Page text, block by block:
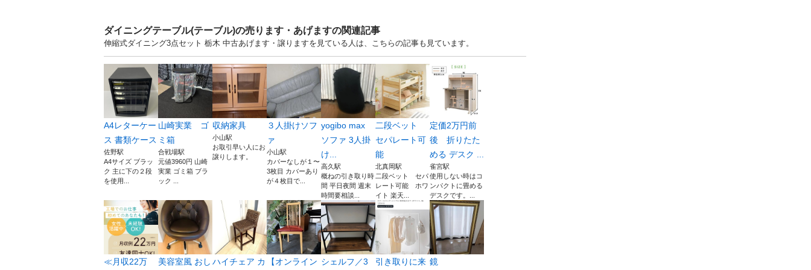
ダイニングテーブル(テーブル)の売ります・あげますの関連記事
伸縮式ダイニング3点セット 栃木 中古あげます・譲りますを見ている人は、こちらの記事も見ています。
A4レターケー
ス 書類ケース
佐野駅
A4サイズ ブラッ
ク 主に下の２段
を使用...
山崎実業 ゴ
ミ箱
合戦場駅
元値3960円 山崎
実業 ゴミ箱 ブラ
ック ...
収納家具
小山駅
お取引早い人にお
譲りします。
３人掛けソフ
ァ
小山駅
カバーなしが１〜
3枚目 カバーあり
が４枚目で...
yogibo max
ソファ 3人掛
け...
高久駅
概ねの引き取り時
間 平日夜間 週末
時間要相談...
二段ベット
セパレート可
能
北真岡駅
二段ベット セパ
レート可能 ホワ
イト 楽天...
定価2万円前
後 折りたた
める デスク ...
雀宮駅
使用しない時はコ
ンパクトに畳める
デスクです。...
≪月収22万 美容室風 おし ハイチェア カ 【オンライン シェルフ／3 引き取りに来 鏡